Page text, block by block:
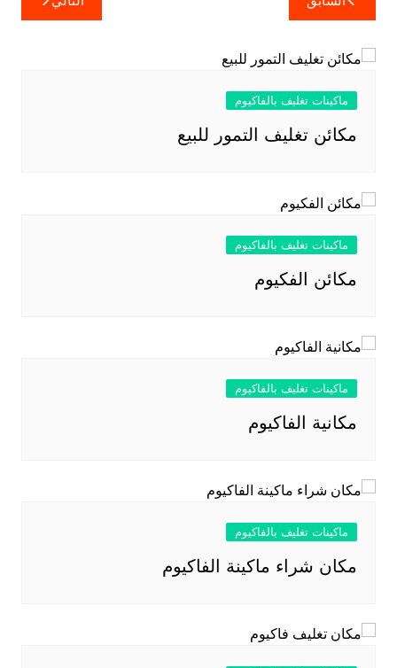
المقالات
ماكينات تغليف بالفاكيوم
مكائن تغليف التمور للبيع
ماكينات تغليف بالفاكيوم
مكائن الفكيوم
ماكينات تغليف بالفاكيوم
مكانية الفاكيوم
ماكينات تغليف بالفاكيوم
مكان شراء ماكينة الفاكيوم